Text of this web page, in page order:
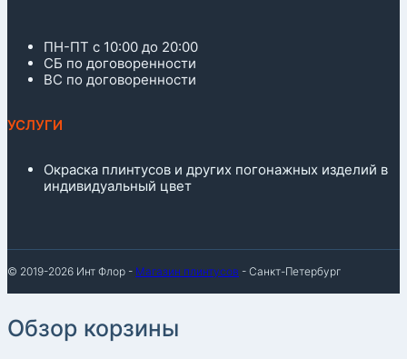
ПН-ПТ с 10:00 до 20:00
СБ по договоренности
ВС по договоренности
УСЛУГИ
Окраска плинтусов и других погонажных изделий в
индивидуальный цвет
© 2019-2026 Инт Флор - Магазин плинтусов - Санкт-Петербург
Обзор корзины